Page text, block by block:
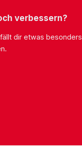
verbessern?
dir etwas besonders